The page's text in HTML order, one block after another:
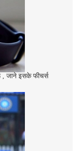
, जाने इसके फीचर्स